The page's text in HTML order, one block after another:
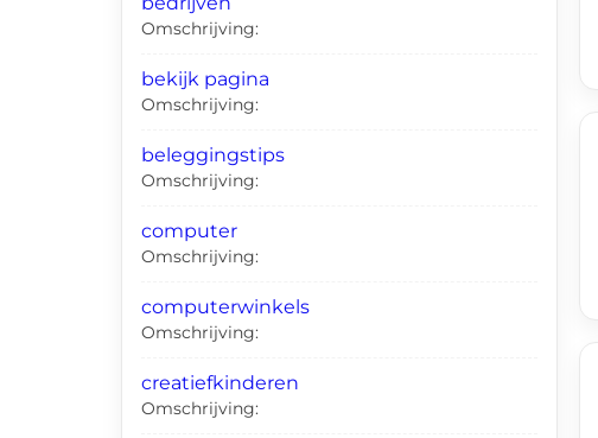
Omschrijving:
bekijk pagina
Omschrijving:
beleggingstips
Omschrijving:
computer
Omschrijving:
computerwinkels
Omschrijving:
creatiefkinderen
Omschrijving: